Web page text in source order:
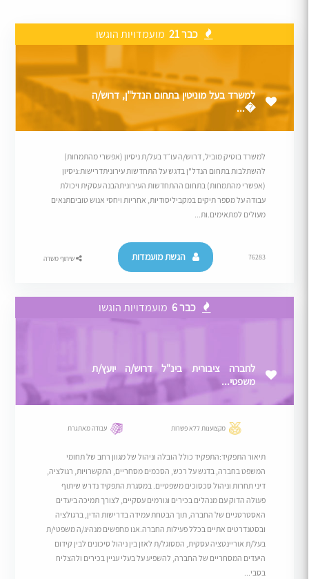
כבר 21 מועמדויות הוגשו
למשרד בעל מוניטין בתחום הנדל"ן, דרוש/ה
�...
למשרד בוטיק מוביל, דרוש/ה עו״ד בעל/ת ניסיון (אפשרי מהתמחות)
להשתלבות בתחום הנדל"ן בדגש על התחדשות עירוניתדרישות:ניסיון
(אפשרי מהתמחות) בתחום ההתחדשות העירוניתהבנה עסקית ויכולת
עבודה על מספר תיקים במקביליסודיות, אחריות ויחסי אנוש טוביםתנאים
מעולים למתאימים.ות...
76283 הגשת מועמדות שיתוף משרה
כבר 6 מועמדויות הוגשו
לחברה ציבורית בינ"ל דרוש/ה יועץ/ת
משפטי...
מקצוענות ללא פשרות עבודה מאתגרת
תיאור התפקיד:התפקיד כולל הובלה וניהול של מגוון רחב של תחומי
המשפט בחברה, בדגש על רכש, הסכמים מסחריים, התקשרויות, רגולציה,
דיני תחרות וניהול סכסוכים משפטיים. במסגרת התפקיד נדרש שיתוף
פעולה הדוק עם מנהלים בכירים וגורמים עסקיים, לצורך תמיכה ביעדים
האסטרטגיים של החברה, תוך הבטחת עמידה בדרישות הדין, ברגולציה
ובסטנדרטים אתיים בכלל פעילות החברה.אנו מחפשים מנהיג/ה משפטי/ת
בעל/ת אוריינטציה עסקית, המסוגל/ת לאזן בין ניהול סיכונים לבין קידום
היעדים המסחריים של החברה, להשפיע על בעלי עניין בכירים ולהצליח
בסבי...